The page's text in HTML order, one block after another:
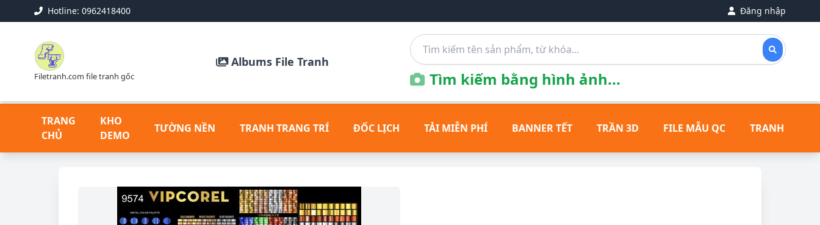
Hotline: 0962418400 Đăng nhập
Filetranh.com file tranh gốc
Albums File Tranh
Tìm kiếm bằng hình ảnh...
TRANG
CHỦ
KHO
DEMO
TƯỜNG NỀN TRANH TRANG TRÍ ĐỐC LỊCH TẢI MIỄN PHÍ BANNER TẾT TRẦN 3D FILE MẪU QC TRANH ĐỒNG